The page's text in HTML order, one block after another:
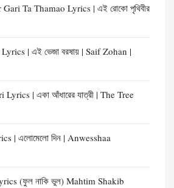
Ta Thamao Lyrics | এই রোকো পৃথিবীর
| এই ভেজা বরষায় | Saif Zohan |
| একা আঁধারের যাত্রী | The Tree
| এলোমেলো দিন | Anwesshaa
(ফুল নাকি ভুল) Mahtim Shakib